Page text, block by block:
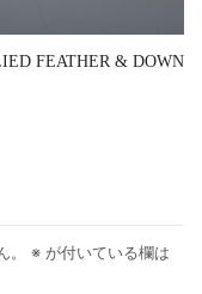
FEATHER & DOWN
※ が付いている欄は